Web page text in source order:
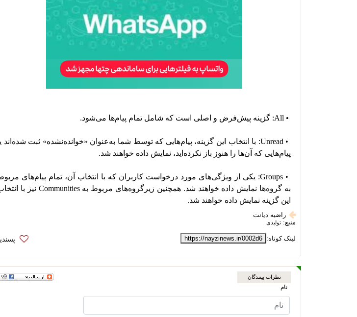
این گزینه نمایش داده خواهند شد.
راضیه دیانت
منبع: تولیدی
لینک کوتاه: https://nayzinews.ir/0002d6
نظرات بینندگان
نام